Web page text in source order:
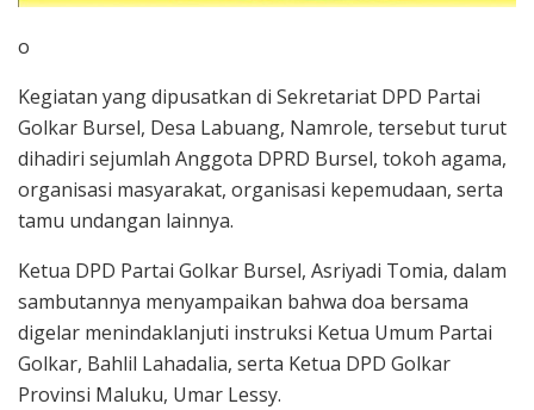
o
Kegiatan yang dipusatkan di Sekretariat DPD Partai
Golkar Bursel, Desa Labuang, Namrole, tersebut turut
dihadiri sejumlah Anggota DPRD Bursel, tokoh agama,
organisasi masyarakat, organisasi kepemudaan, serta
tamu undangan lainnya.
Ketua DPD Partai Golkar Bursel, Asriyadi Tomia, dalam
sambutannya menyampaikan bahwa doa bersama
digelar menindaklanjuti instruksi Ketua Umum Partai
Golkar, Bahlil Lahadalia, serta Ketua DPD Golkar
Provinsi Maluku, Umar Lessy.